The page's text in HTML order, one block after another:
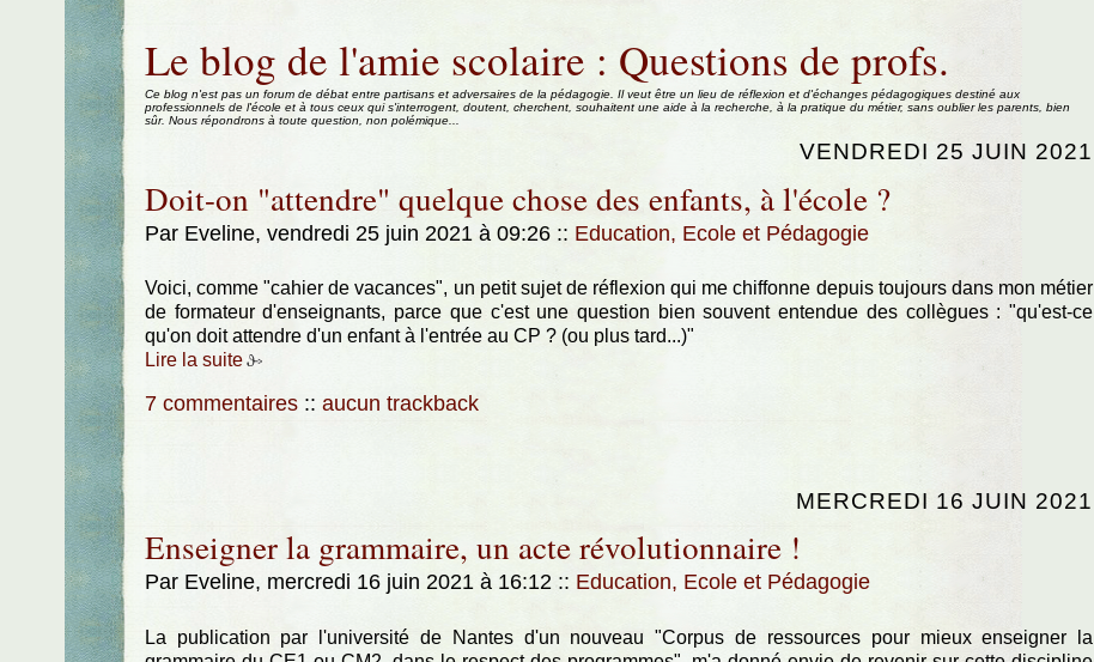
Aller au contenu
Le blog de l'amie scolaire : Questions de profs.
Ce blog n'est pas un forum de débat entre partisans et adversaires de la pédagogie. Il veut être un lieu de réflexion et d'échanges pédagogiques destiné aux
professionnels de l'école et à tous ceux qui s'interrogent, doutent, cherchent, souhaitent une aide à la recherche, à la pratique du métier, sans oublier les parents, bien
sûr. Nous répondrons à toute question, non polémique...
VENDREDI 25 JUIN 2021
Doit-on "attendre" quelque chose des enfants, à l'école ?
Par Eveline, vendredi 25 juin 2021 à 09:26 :: Education, Ecole et Pédagogie
Voici, comme "cahier de vacances", un petit sujet de réflexion qui me chiffonne depuis toujours dans mon métier
de formateur d'enseignants, parce que c'est une question bien souvent entendue des collègues : "qu'est-ce
qu'on doit attendre d'un enfant à l'entrée au CP ? (ou plus tard...)"
Lire la suite
7 commentaires :: aucun trackback
MERCREDI 16 JUIN 2021
Enseigner la grammaire, un acte révolutionnaire !
Par Eveline, mercredi 16 juin 2021 à 16:12 :: Education, Ecole et Pédagogie
La publication par l'université de Nantes d'un nouveau "Corpus de ressources pour mieux enseigner la